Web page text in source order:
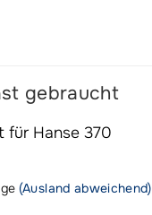
gebraucht
für Hanse 370
(Ausland abweichend)